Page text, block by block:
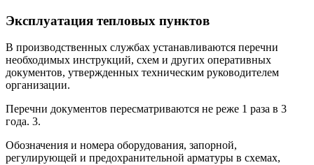
Эксплуатация тепловых пунктов
В производственных службах устанавливаются перечни
необходимых инструкций, схем и других оперативных
документов, утвержденных техническим руководителем
организации.
Перечни документов пересматриваются не реже 1 раза в 3
года. 3.
Обозначения и номера оборудования, запорной,
регулирующей и предохранительной арматуры в схемах,